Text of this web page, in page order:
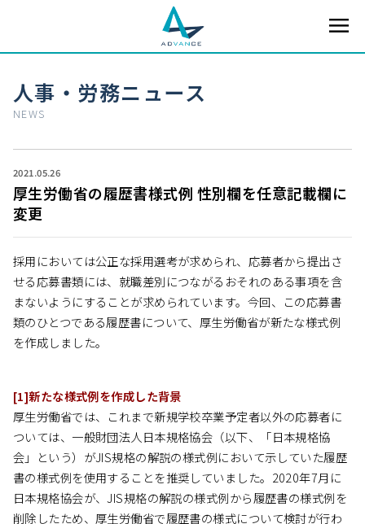
人事・労務ニュース
NEWS
2021.05.26
厚生労働省の履歴書様式例 性別欄を任意記載欄に
変更
採用においては公正な採用選考が求められ、応募者から提出さ
せる応募書類には、就職差別につながるおそれのある事項を含
まないようにすることが求められています。今回、この応募書
類のひとつである履歴書について、厚生労働省が新たな様式例
を作成しました。
[1]新たな様式例を作成した背景
厚生労働省では、これまで新規学校卒業予定者以外の応募者に
ついては、一般財団法人日本規格協会（以下、「日本規格協
会」という）がJIS規格の解説の様式例において示していた履歴
書の様式例を使用することを推奨していました。2020年7月に
日本規格協会が、JIS規格の解説の様式例から履歴書の様式例を
削除したため、厚生労働省で履歴書の様式について検討が行わ